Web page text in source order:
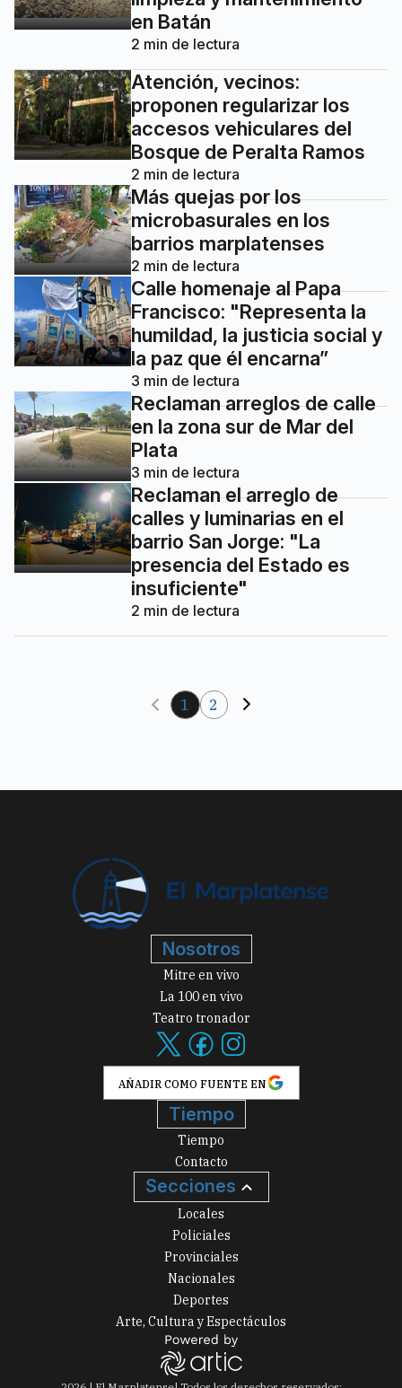
en Batán
2 min de lectura
Atención, vecinos:
proponen regularizar los
accesos vehiculares del
Bosque de Peralta Ramos
2 min de lectura
Más quejas por los
microbasurales en los
barrios marplatenses
2 min de lectura
Calle homenaje al Papa
Francisco: "Representa la
humildad, la justicia social y
la paz que él encarna”
3 min de lectura
Reclaman arreglos de calle
en la zona sur de Mar del
Plata
3 min de lectura
Reclaman el arreglo de
calles y luminarias en el
barrio San Jorge: "La
presencia del Estado es
insuficiente"
2 min de lectura
1 2
Nosotros
Mitre en vivo
La 100 en vivo
Teatro tronador
AÑADIR COMO FUENTE EN
Tiempo
Tiempo
Contacto
Secciones
Locales
Policiales
Provinciales
Nacionales
Deportes
Arte, Cultura y Espectáculos